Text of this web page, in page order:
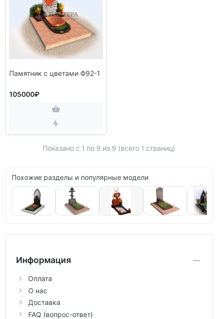
Памятник с цветами Ф92-1
105000₽
Показано с 1 по 9 из 9 (всего 1 страниц)
Похожие разделы и популярные модели
Информация
Оплата
О нас
Доставка
FAQ (вопрос-ответ)